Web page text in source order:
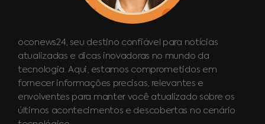
oconews24, seu destino confiável para notícias
atualizadas e dicas inovadoras no mundo da
tecnologia. Aqui, estamos comprometidos em
fornecer informações precisas, relevantes e
envolventes para manter você atualizado sobre os
últimos acontecimentos e descobertas no cenário